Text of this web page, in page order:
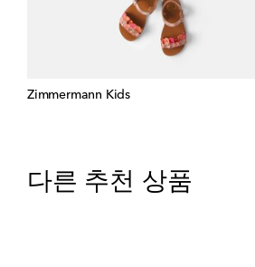
Zimmermann Kids
다른 추천 상품